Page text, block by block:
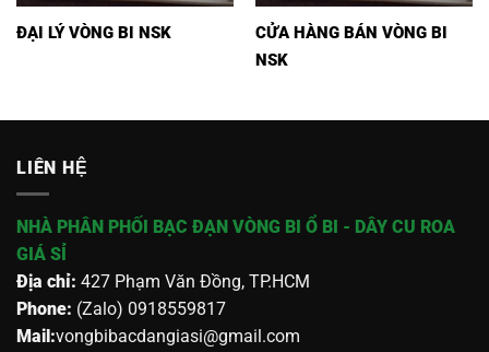
ĐẠI LÝ VÒNG BI NSK
CỬA HÀNG BÁN VÒNG BI
NSK
LIÊN HỆ
NHÀ PHÂN PHỐI BẠC ĐẠN VÒNG BI Ổ BI - DÂY CU ROA
GIÁ SỈ
Địa chỉ: 427 Phạm Văn Đồng, TP.HCM
Phone: (Zalo) 0918559817
Mail:vongbibacdangiasi@gmail.com